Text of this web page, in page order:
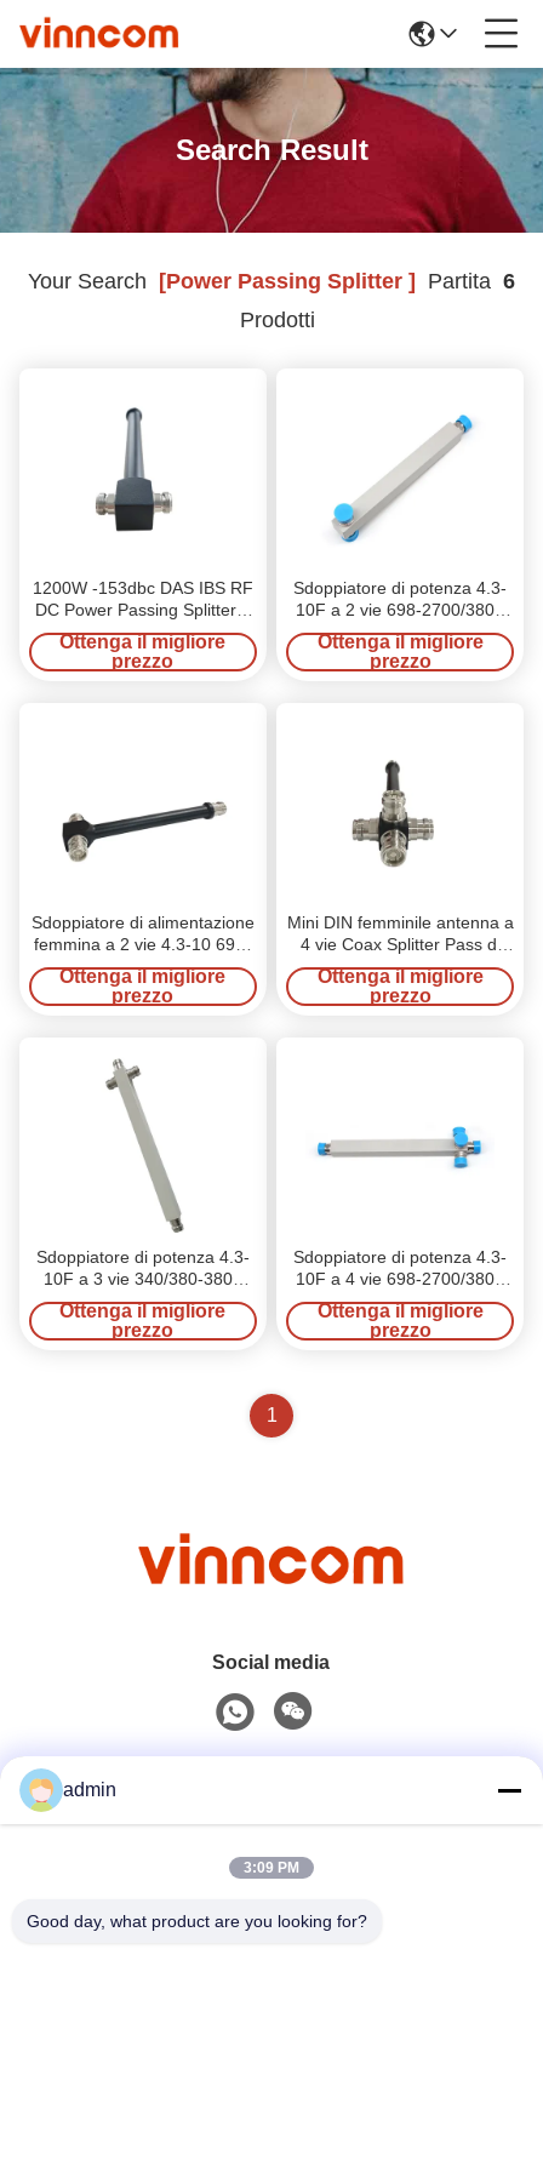
Search Result
Your Search [power Passing Splitter ] Partita 6
Prodotti
1200W -153dbc DAS IBS RF
DC Power Passing Splitter 2
Way N femmina
Ottenga il migliore
prezzo
Sdoppiatore di potenza 4.3-
10F a 2 vie 698-2700/3800
MHz
Ottenga il migliore
prezzo
Sdoppiatore di alimentazione
femmina a 2 vie 4.3-10 698-
2700/3800 MHz
Ottenga il migliore
prezzo
Mini DIN femminile antenna a
4 vie Coax Splitter Pass di
potenza 6000MHz -165dbc
Ottenga il migliore
prezzo
Sdoppiatore di potenza 4.3-
10F a 3 vie 340/380-3800
MHz
Ottenga il migliore
prezzo
Sdoppiatore di potenza 4.3-
10F a 4 vie 698-2700/3800
MHz
Ottenga il migliore
prezzo
1
Social media
0086-551-65396351
admin
3:09 PM
Good day, what product are you looking for?